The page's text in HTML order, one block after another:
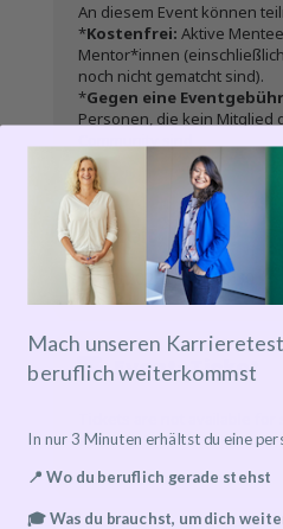
An diesem Event können
*Kostenfrei: Aktive
Mentor*innen
noch nicht gematcht sind).
*Gegen eine
Personen, die kein Mitglied
Zeit
16.01.202618:00-20:30
Event-Ticket
event!
Mach unseren
beruflich weiterkommst
In nur 3 Minuten erhältst du eine
📍 Wo du beruflich gerade stehst
🎓 Was du brauchst, um dich